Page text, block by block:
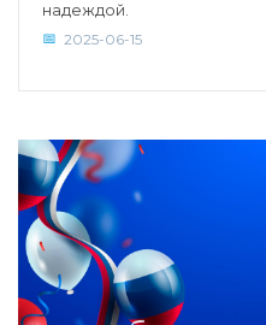
надеждой.
2025-06-15